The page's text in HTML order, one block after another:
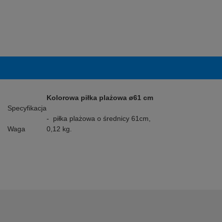
Kolorowa piłka plażowa ø61 cm
Specyfikacja
- piłka plażowa o średnicy 61cm,
Waga
0,12 kg.